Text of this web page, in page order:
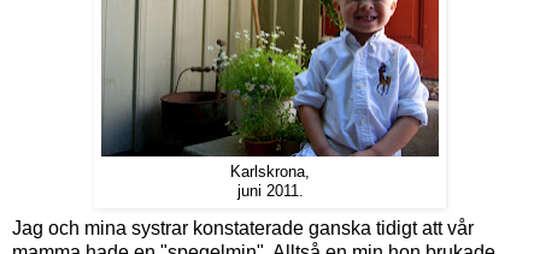
Karlskrona,
juni 2011.
Jag och mina systrar konstaterade ganska tidigt att vår